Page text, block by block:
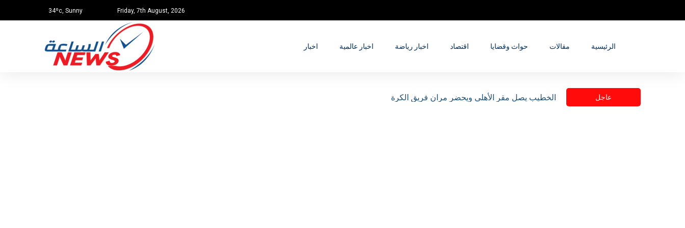
34ºc, Sunny Friday, 7th August, 2026
اخبار اخبار عالمية اخبار رياضة اقتصاد حواث وقضايا مقالات الرئيسية
الخطيب يصل مقر الأهلي ويحضر مران فريق الكرة عاجل